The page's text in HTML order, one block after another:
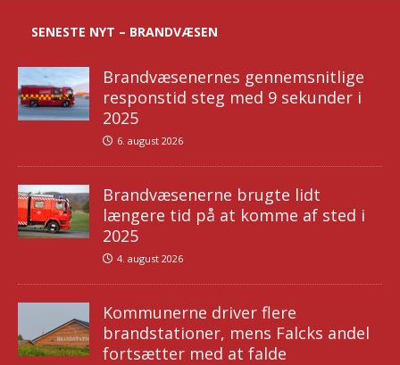
SENESTE NYT – BRANDVÆSEN
Brandvæsenernes gennemsnitlige
responstid steg med 9 sekunder i
2025
6. august 2026
Brandvæsenerne brugte lidt
længere tid på at komme af sted i
2025
4. august 2026
Kommunerne driver flere
brandstationer, mens Falcks andel
fortsætter med at falde